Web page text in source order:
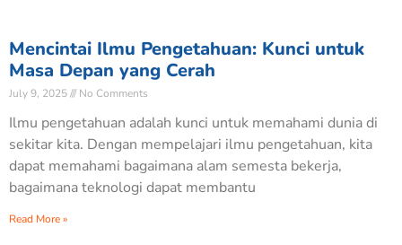
Mencintai Ilmu Pengetahuan: Kunci untuk
Masa Depan yang Cerah
July 9, 2025 No Comments
Ilmu pengetahuan adalah kunci untuk memahami dunia di
sekitar kita. Dengan mempelajari ilmu pengetahuan, kita
dapat memahami bagaimana alam semesta bekerja,
bagaimana teknologi dapat membantu
Read More »